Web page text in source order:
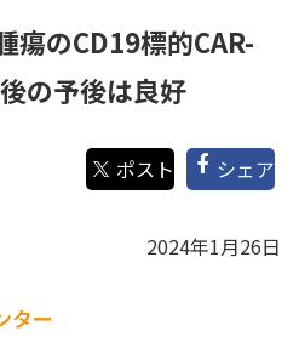
瘍のCD19標的CAR-
の予後は良好
シェア
2024年1月26日
ター